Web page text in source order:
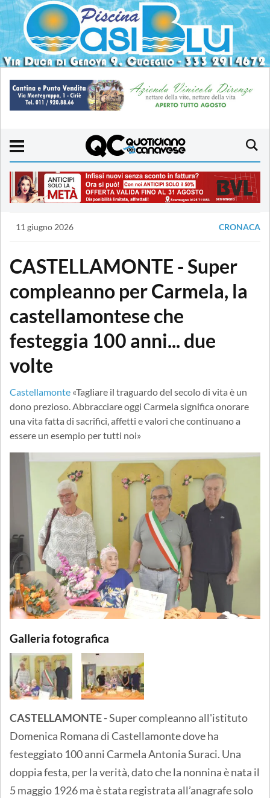
11 giugno 2026 CRONACA
CASTELLAMONTE - Super
compleanno per Carmela, la
castellamontese che
festeggia 100 anni... due
volte
Castellamonte «Tagliare il traguardo del secolo di vita è un
dono prezioso. Abbracciare oggi Carmela significa onorare
una vita fatta di sacrifici, affetti e valori che continuano a
essere un esempio per tutti noi»
Galleria fotografica
CASTELLAMONTE- Super compleanno all'istituto
Domenica Romana di Castellamonte dove ha
festeggiato 100 anni Carmela Antonia Suraci. Una
doppia festa, per la verità, dato che la nonnina è nata il
5 maggio 1926 ma è stata registrata all’anagrafe solo